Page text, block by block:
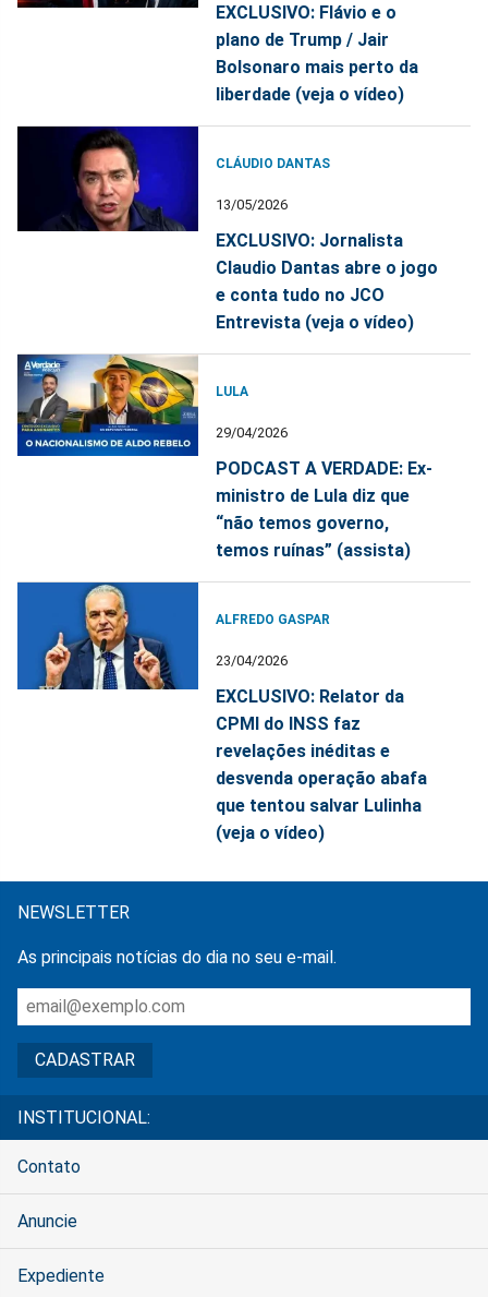
EXCLUSIVO: Flávio e o
plano de Trump / Jair
Bolsonaro mais perto da
liberdade (veja o vídeo)
CLÁUDIO DANTAS
13/05/2026
EXCLUSIVO: Jornalista
Claudio Dantas abre o jogo
e conta tudo no JCO
Entrevista (veja o vídeo)
LULA
29/04/2026
PODCAST A VERDADE: Ex-
ministro de Lula diz que
“não temos governo,
temos ruínas” (assista)
ALFREDO GASPAR
23/04/2026
EXCLUSIVO: Relator da
CPMI do INSS faz
revelações inéditas e
desvenda operação abafa
que tentou salvar Lulinha
(veja o vídeo)
NEWSLETTER
As principais notícias do dia no seu e-mail.
INSTITUCIONAL:
Contato
Anuncie
Expediente